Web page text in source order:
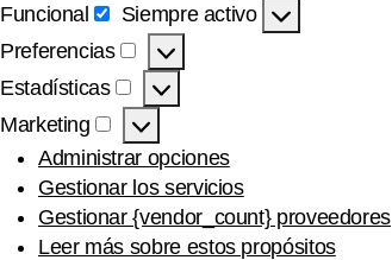
Funcional
Funcional
Siempre activo
Preferencias
Preferencias
Estadísticas
Estadísticas
Marketing
Marketing
Administrar opciones
Gestionar los servicios
Gestionar {vendor_count} proveedores
Leer más sobre estos propósitos